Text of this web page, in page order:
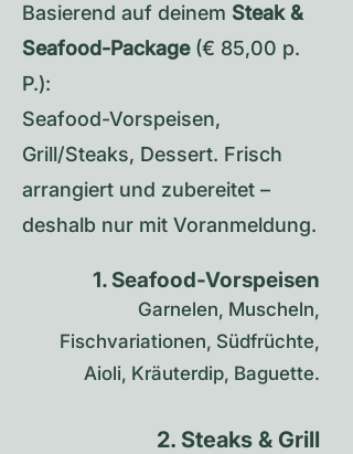
Basierend auf deinem Steak &
Seafood-Package(€ 85,00 p.
P.):
Seafood-Vorspeisen,
Grill/Steaks, Dessert. Frisch
arrangiert und zubereitet –
deshalb nur mit Voranmeldung.
1. Seafood-Vorspeisen
Garnelen, Muscheln,
Fischvariationen, Südfrüchte,
Aioli, Kräuterdip, Baguette.
2. Steaks & Grill